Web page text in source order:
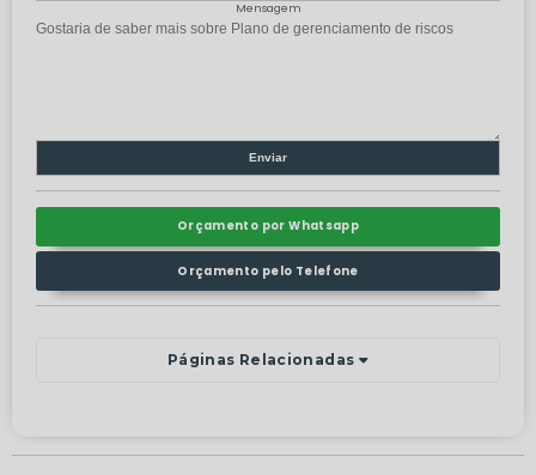
Mensagem
Orçamento por Whatsapp
Orçamento pelo Telefone
Páginas Relacionadas